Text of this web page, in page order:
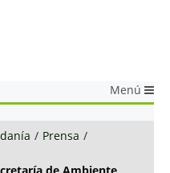
Menú
/ Prensa /